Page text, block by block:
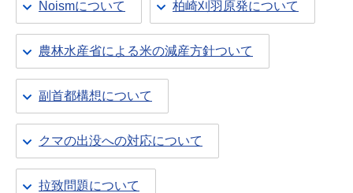
Noismについて 柏崎刈羽原発について
農林水産省による米の減産方針ついて
副首都構想について
クマの出没への対応について
拉致問題について